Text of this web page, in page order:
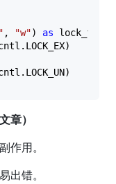
, "w") as lock_file:
章）
作用。
出错。